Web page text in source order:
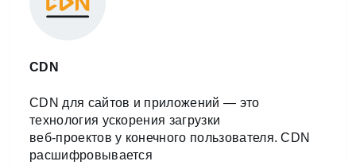
CDN
CDN для сайтов и приложений — это
технология ускорения загрузки
веб-проектов у конечного пользователя. CDN
расшифровывается